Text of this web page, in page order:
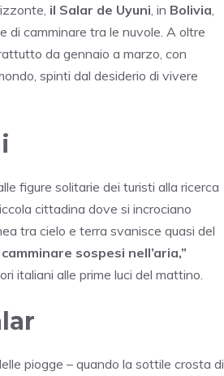
il Salar de Uyuni , in Bolivia
di camminare tra le nuvole. A oltre
da gennaio a marzo, con
spinti dal desiderio di vivere
figure solitarie dei turisti alla ricerca
cittadina dove si incrociano
tra cielo e terra svanisce quasi del
sospesi nell’aria,”
italiani alle prime luci del mattino.
piogge – quando la sottile crosta di